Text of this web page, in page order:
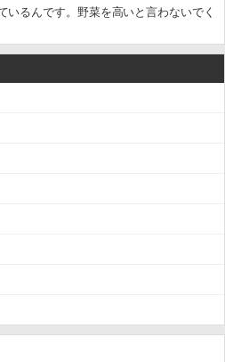
いるんです。野菜を高いと言わないでく